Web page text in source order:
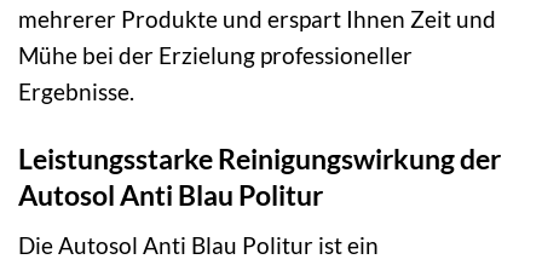
mehrerer Produkte und erspart Ihnen Zeit und
Mühe bei der Erzielung professioneller
Ergebnisse.
Leistungsstarke Reinigungswirkung der
Autosol Anti Blau Politur
Die Autosol Anti Blau Politur ist ein